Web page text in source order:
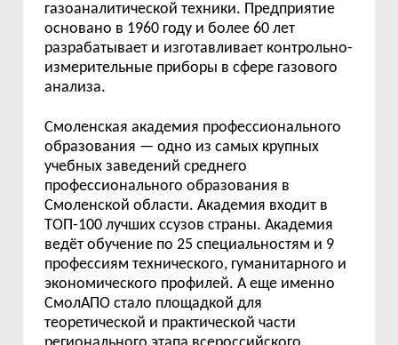
газоаналитической техники. Предприятие
основано в 1960 году и более 60 лет
разрабатывает и изготавливает контрольно-
измерительные приборы в сфере газового
анализа.
Смоленская академия профессионального
образования — одно из самых крупных
учебных заведений среднего
профессионального образования в
Смоленской области. Академия входит в
ТОП-100 лучших ссузов страны. Академия
ведёт обучение по 25 специальностям и 9
профессиям технического, гуманитарного и
экономического профилей. А еще именно
СмолАПО стало площадкой для
теоретической и практической части